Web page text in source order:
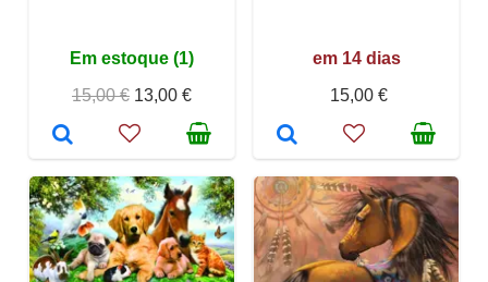
Em estoque (1)
15,00 € 13,00 €
em 14 dias
15,00 €